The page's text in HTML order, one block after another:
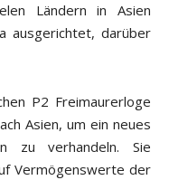
Ländern in Asien
ausgerichtet, darüber
P2 Freimaurerloge
Asien, um ein neues
zu verhandeln. Sie
Vermögenswerte der